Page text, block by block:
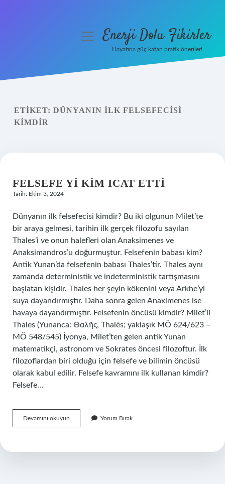
Yasal Uyarı
menüyüEnerji Dolu Fikirler
Hayatına güç katan pratik öneriler!
ETIKET: DÜNYANIN ILK FELSEFECISI
KIMDIR
FELSEFE YI KIM ICAT ETTI
Tarih: Ekim 3, 2024
Dünyanın ilk felsefecisi kimdir? Bu iki olgunun Milet’te
bir araya gelmesi, tarihin ilk gerçek filozofu sayılan
Thales’i ve onun halefleri olan Anaksimenes ve
Anaksimandros’u doğurmuştur. Felsefenin babası kim?
Antik Yunan’da felsefenin babası Thales’tir. Thales aynı
zamanda deterministik ve indeterministik tartışmasını
başlatan kişidir. Thales her şeyin kökenini veya Arkhe’yi
suya dayandırmıştır. Daha sonra gelen Anaximenes ise
havaya dayandırmıştır. Felsefenin öncüsü kimdir? Milet’li
Thales (Yunanca: Θαλῆς, Thalēs; yaklaşık MÖ 624/623 –
MÖ 548/545) İyonya, Milet’ten gelen antik Yunan
matematikçi, astronom ve Sokrates öncesi filozoftur. İlk
filozoflardan biri olduğu için felsefe ve bilimin öncüsü
olarak kabul edilir. Felsefe kavramını ilk kullanan kimdir?
Felsefe…
Devamını okuyun
Yi
Etti
Yorum Bırak